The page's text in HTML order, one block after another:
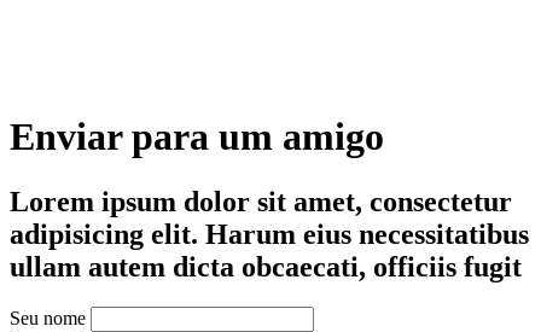
Enviar para um amigo
Lorem ipsum dolor sit amet, consectetur
adipisicing elit. Harum eius necessitatibus
ullam autem dicta obcaecati, officiis fugit
Seu nome